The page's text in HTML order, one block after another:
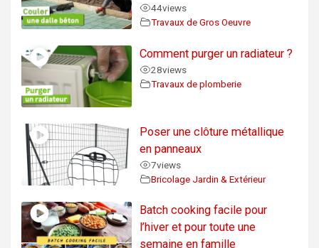
44views
Travaux de Gros Oeuvre
Comment purger un radiateur ?
28views
Travaux de plomberie
Poser une clôture métallique
en panneaux
7views
Bricolage Jardin & Extérieur
Batch cooking facile pour
l’hiver et pour toute une
semaine en famille